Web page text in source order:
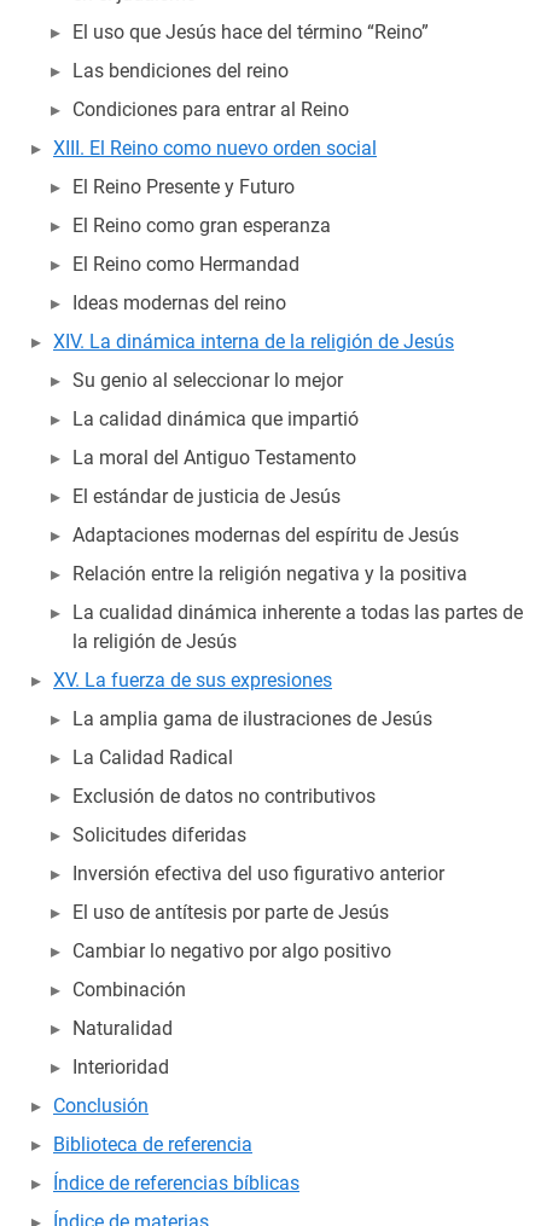
El uso que Jesús hace del término “Reino”
Las bendiciones del reino
Condiciones para entrar al Reino
XIII. El Reino como nuevo orden social
El Reino Presente y Futuro
El Reino como gran esperanza
El Reino como Hermandad
Ideas modernas del reino
XIV. La dinámica interna de la religión de Jesús
Su genio al seleccionar lo mejor
La calidad dinámica que impartió
La moral del Antiguo Testamento
El estándar de justicia de Jesús
Adaptaciones modernas del espíritu de Jesús
Relación entre la religión negativa y la positiva
La cualidad dinámica inherente a todas las partes de
la religión de Jesús
XV. La fuerza de sus expresiones
La amplia gama de ilustraciones de Jesús
La Calidad Radical
Exclusión de datos no contributivos
Solicitudes diferidas
Inversión efectiva del uso figurativo anterior
El uso de antítesis por parte de Jesús
Cambiar lo negativo por algo positivo
Combinación
Naturalidad
Interioridad
Conclusión
Biblioteca de referencia
Índice de referencias bíblicas
Índice de materias